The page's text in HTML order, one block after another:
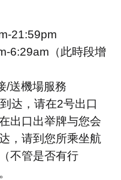
21:59pm
6:29am （此時段增
/送機場服務
达，请在2号出口
出口出举牌与您会
，请到您所乘坐航
不管是否有行